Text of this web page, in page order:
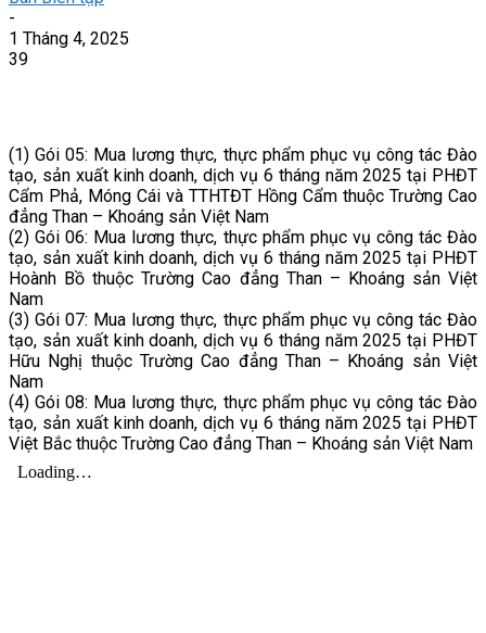
-
1 Tháng 4, 2025
39
(1) Gói 05: Mua lương thực, thực phẩm phục vụ công tác Đào
tạo, sản xuất kinh doanh, dịch vụ 6 tháng năm 2025 tại PHĐT
Cẩm Phả, Móng Cái và TTHTĐT Hồng Cẩm thuộc Trường Cao
đẳng Than – Khoáng sản Việt Nam
(2) Gói 06: Mua lương thực, thực phẩm phục vụ công tác Đào
tạo, sản xuất kinh doanh, dịch vụ 6 tháng năm 2025 tại PHĐT
Hoành Bồ thuộc Trường Cao đẳng Than – Khoáng sản Việt
Nam
(3) Gói 07: Mua lương thực, thực phẩm phục vụ công tác Đào
tạo, sản xuất kinh doanh, dịch vụ 6 tháng năm 2025 tại PHĐT
Hữu Nghị thuộc Trường Cao đẳng Than – Khoáng sản Việt
Nam
(4) Gói 08: Mua lương thực, thực phẩm phục vụ công tác Đào
tạo, sản xuất kinh doanh, dịch vụ 6 tháng năm 2025 tại PHĐT
Việt Bắc thuộc Trường Cao đẳng Than – Khoáng sản Việt Nam